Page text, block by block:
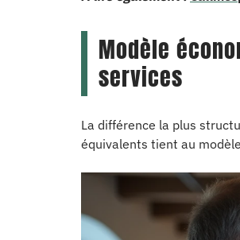
Modèle
services
La différence la plus
équivalents tient au